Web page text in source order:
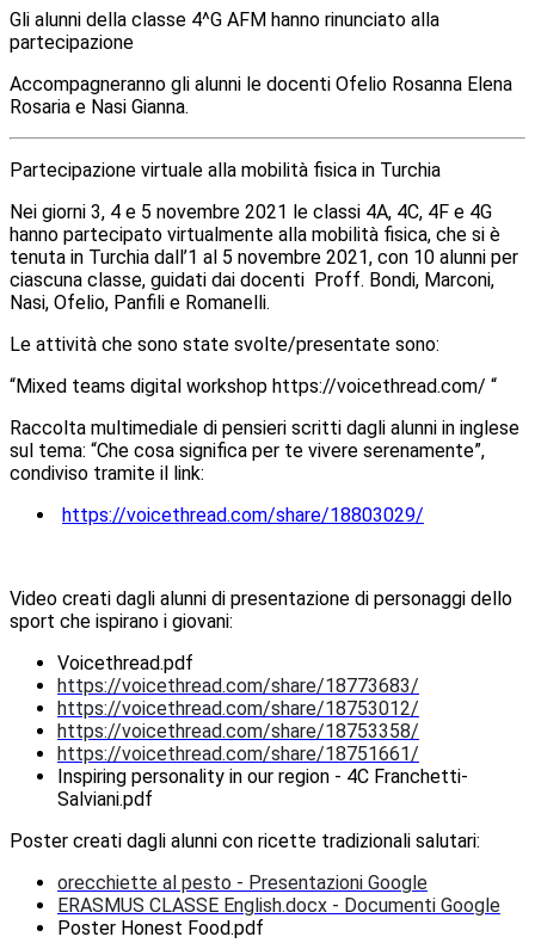
Gli alunni della classe 4^G AFM hanno rinunciato alla
partecipazione
Accompagneranno gli alunni le docenti Ofelio Rosanna Elena
Rosaria e Nasi Gianna.
Partecipazione virtuale alla mobilità fisica in Turchia
Nei giorni 3, 4 e 5 novembre 2021 le classi 4A, 4C, 4F e 4G
hanno partecipato virtualmente alla mobilità fisica, che si è
tenuta in Turchia dall’1 al 5 novembre 2021, con 10 alunni per
ciascuna classe, guidati dai docenti Proff. Bondi, Marconi,
Nasi, Ofelio, Panfili e Romanelli.
Le attività che sono state svolte/presentate sono:
“Mixed teams digital workshop https://voicethread.com/ “
Raccolta multimediale di pensieri scritti dagli alunni in inglese
sul tema: “Che cosa significa per te vivere serenamente”,
condiviso tramite il link:
https://voicethread.com/share/18803029/
Video creati dagli alunni di presentazione di personaggi dello
sport che ispirano i giovani:
Voicethread.pdf
https://voicethread.com/share/18773683/
https://voicethread.com/share/18753012/
https://voicethread.com/share/18753358/
https://voicethread.com/share/18751661/
Inspiring personality in our region - 4C Franchetti-
Salviani.pdf
Poster creati dagli alunni con ricette tradizionali salutari:
orecchiette al pesto - Presentazioni Google
ERASMUS CLASSE English.docx - Documenti Google
Poster Honest Food.pdf